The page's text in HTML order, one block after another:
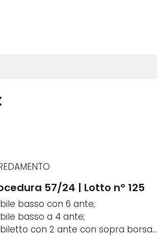
57/24 | Lotto n° 125
basso con 6 ante;
basso a 4 ante;
con 2 ante con sopra borsa...